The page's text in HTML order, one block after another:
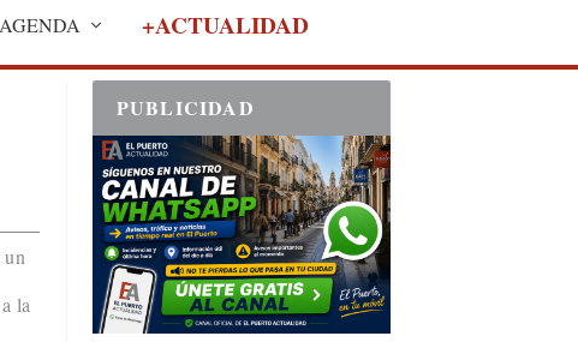
AGENDA +ACTUALIDAD
la
PUBLICIDAD